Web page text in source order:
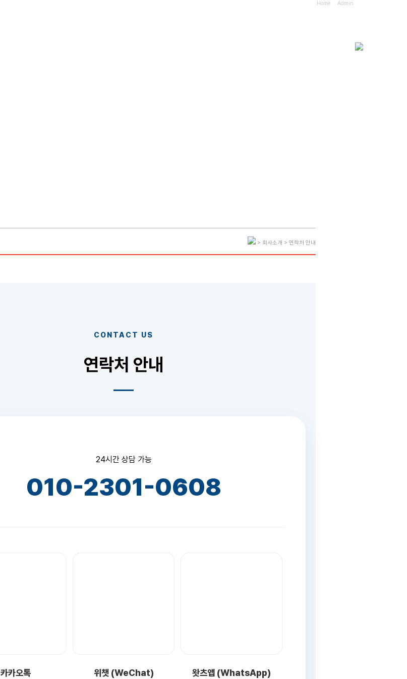
Home Admin
> 회사소개 > 연락처 안내
CONTACT US
연락처 안내
24시간 상담 가능
010-2301-0608
카카오톡 위챗 (WeChat) 왓츠앱 (WhatsApp)